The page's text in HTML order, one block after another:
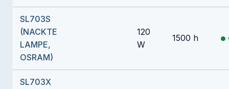
SL703S
(NACKTE
LAMPE,
OSRAM)
120
W
1500 h
SL703X